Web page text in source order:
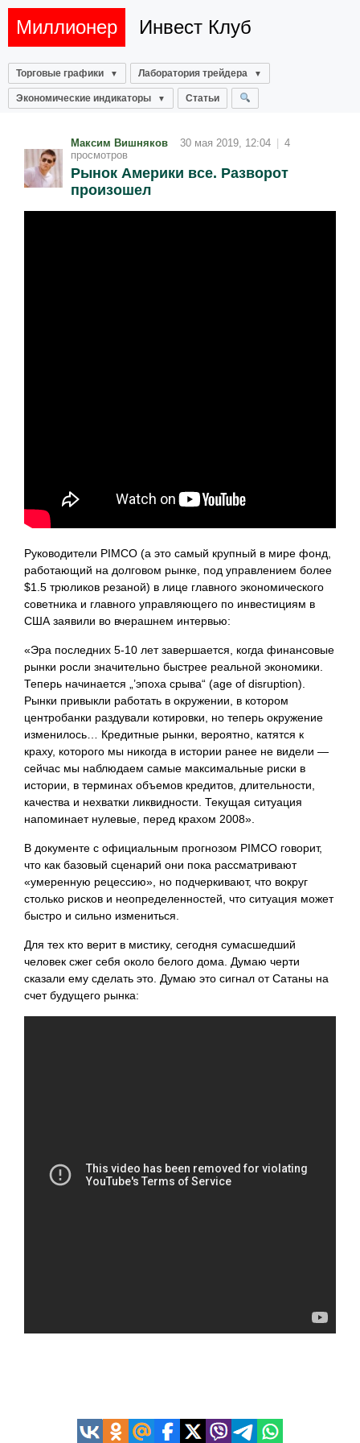
Миллионер Инвест Клуб
Торговые графики Лаборатория трейдера
Экономические индикаторы Статьи
Максим Вишняков 30 мая 2019, 12:04
4
просмотров
Рынок Америки все. Разворот
произошел
Руководители PIMCO (а это самый крупный в мире фонд,
работающий на долговом рынке, под управлением более
$1.5 трюликов резаной) в лице главного экономического
советника и главного управляющего по инвестициям в
США заявили во вчерашнем интервью:
«Эра последних 5-10 лет завершается, когда финансовые
рынки росли значительно быстрее реальной экономики.
Теперь начинается „’эпоха срыва“ (age of disruption).
Рынки привыкли работать в окружении, в котором
центробанки раздували котировки, но теперь окружение
изменилось… Кредитные рынки, вероятно, катятся к
краху, которого мы никогда в истории ранее не видели —
сейчас мы наблюдаем самые максимальные риски в
истории, в терминах объемов кредитов, длительности,
качества и нехватки ликвидности. Текущая ситуация
напоминает нулевые, перед крахом 2008».
В документе с официальным прогнозом PIMCO говорит,
что как базовый сценарий они пока рассматривают
«умеренную рецессию», но подчеркивают, что вокруг
столько рисков и неопределенностей, что ситуация может
быстро и сильно измениться.
Для тех кто верит в мистику, сегодня сумасшедший
человек сжег себя около белого дома. Думаю черти
сказали ему сделать это. Думаю это сигнал от Сатаны на
счет будущего рынка: